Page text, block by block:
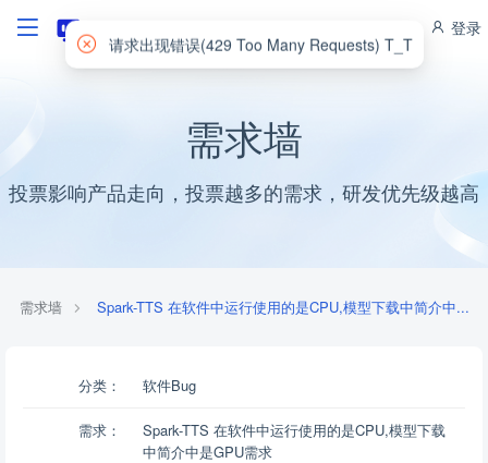
登录
需求墙
投票影响产品走向，投票越多的需求，研发优先级越高
需求墙 Spark-TTS 在软件中运行使用的是CPU,模型下载中简介中...
分类： 软件Bug
需求：
Spark-TTS 在软件中运行使用的是CPU,模型下载
中简介中是GPU需求